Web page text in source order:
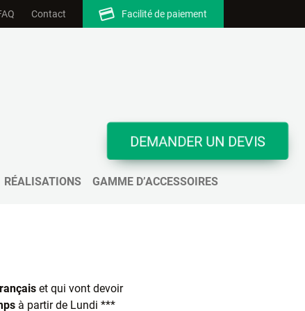
Contact Facilité de paiement
RÉALISATIONS GAMME D’ACCESSOIRES
et qui vont devoir
à partir de Lundi ***
DEMANDER UN DEVIS